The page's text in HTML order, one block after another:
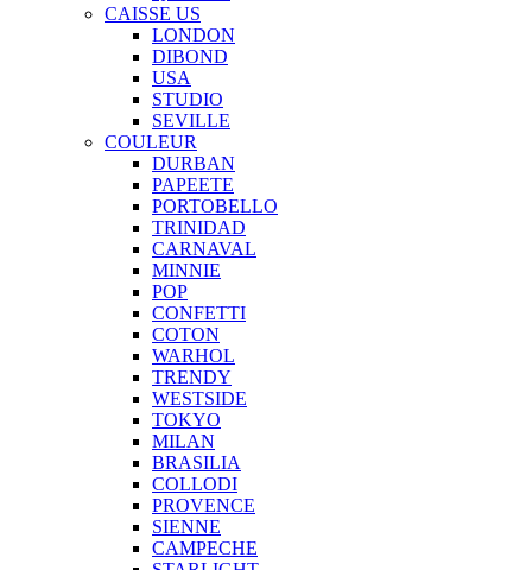
CAISSE US
LONDON
DIBOND
USA
STUDIO
SEVILLE
COULEUR
DURBAN
PAPEETE
PORTOBELLO
TRINIDAD
CARNAVAL
MINNIE
POP
CONFETTI
COTON
WARHOL
TRENDY
WESTSIDE
TOKYO
MILAN
BRASILIA
COLLODI
PROVENCE
SIENNE
CAMPECHE